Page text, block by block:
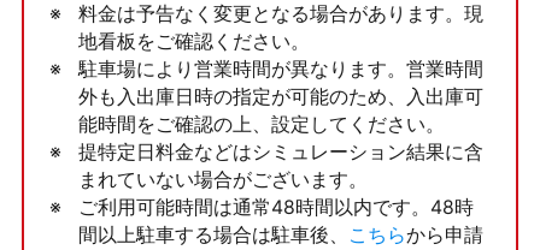
料金は予告なく変更となる場合があります。現
地看板をご確認ください。
駐車場により営業時間が異なります。営業時間
外も入出庫日時の指定が可能のため、入出庫可
能時間をご確認の上、設定してください。
提特定日料金などはシミュレーション結果に含
まれていない場合がございます。
ご利用可能時間は通常48時間以内です。48時
間以上駐車する場合は駐車後、
こちらから申請